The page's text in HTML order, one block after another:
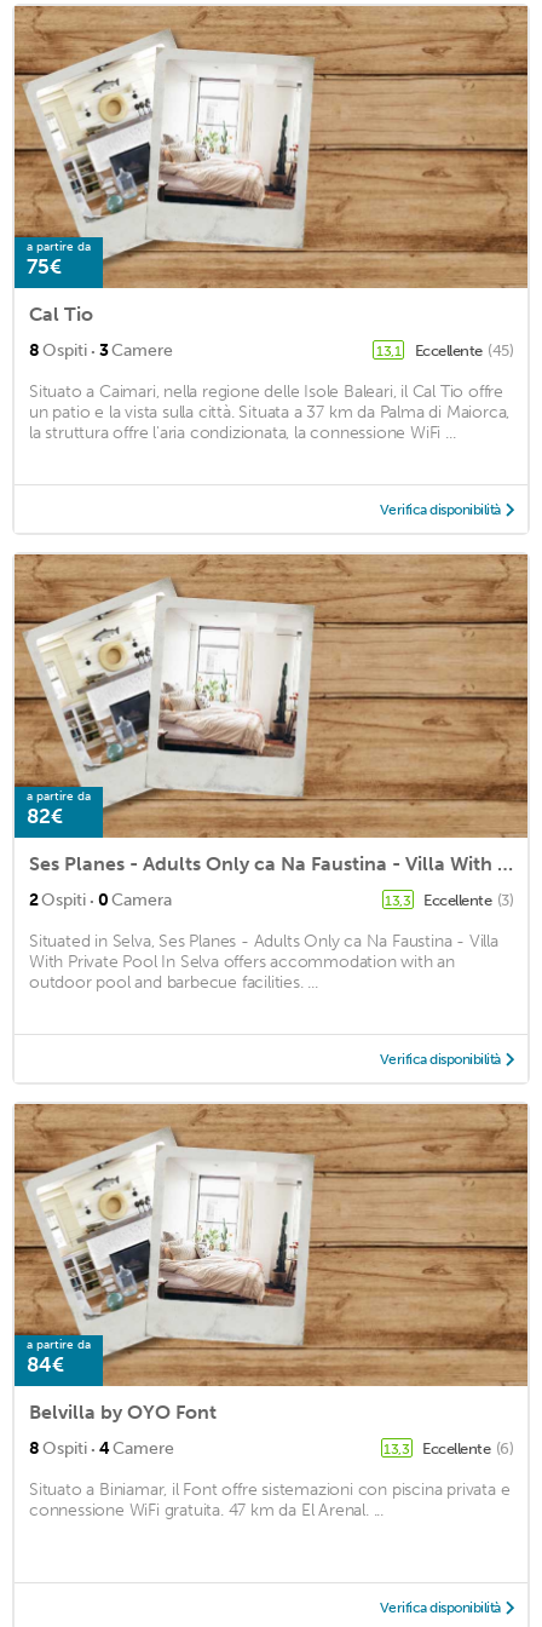
a partire da
75€
Cal Tio
8Ospiti · 3Camere 13,1 Eccellente (45)
Situato a Caimari, nella regione delle Isole Baleari, il Cal Tio offre
un patio e la vista sulla città. Situata a 37 km da Palma di Maiorca,
la struttura offre l'aria condizionata, la connessione WiFi ...
Verifica disponibilità
a partire da
82€
Ses Planes - Adults Only ca Na Faustina - Villa With Private Pool In Selva
2Ospiti · 0Camera 13,3 Eccellente (3)
Situated in Selva, Ses Planes - Adults Only ca Na Faustina - Villa
With Private Pool In Selva offers accommodation with an
outdoor pool and barbecue facilities. ...
Verifica disponibilità
a partire da
84€
Belvilla by OYO Font
8Ospiti · 4Camere 13,3 Eccellente (6)
Situato a Biniamar, il Font offre sistemazioni con piscina privata e
connessione WiFi gratuita. 47 km da El Arenal. ...
Verifica disponibilità